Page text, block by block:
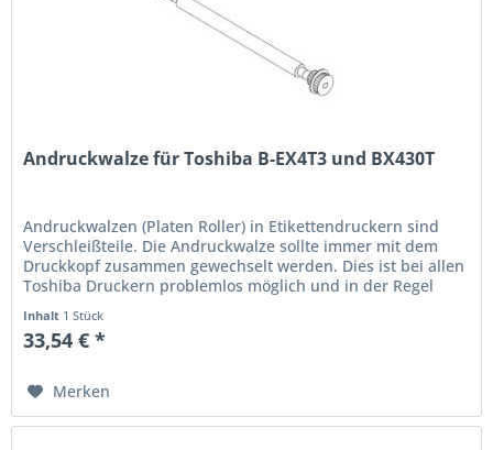
Andruckwalze für Toshiba B-EX4T3 und BX430T
Andruckwalzen (Platen Roller) in Etikettendruckern sind
Verschleißteile. Die Andruckwalze sollte immer mit dem
Druckkopf zusammen gewechselt werden. Dies ist bei allen
Toshiba Druckern problemlos möglich und in der Regel
Inhalt 1 Stück
33,54 € *
Merken